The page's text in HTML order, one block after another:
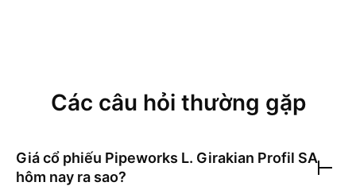
Các câu hỏi thường gặp
Giá cổ phiếu Pipeworks L. Girakian Profil SA
hôm nay ra sao?